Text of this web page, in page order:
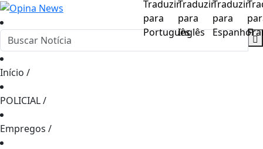
Início /
POLICIAL/
Empregos /